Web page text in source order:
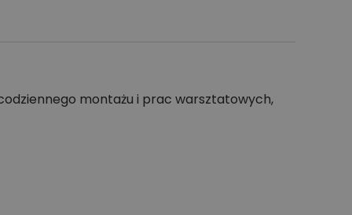
montażu i prac warsztatowych,